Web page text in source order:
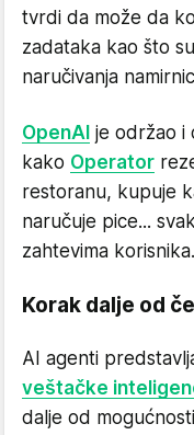
tvrdi da može da
zadataka kao što
naručivanja
OpenAI je održao i
kako Operator
restoranu, kupuje
naručuje pice...
zahtevima korisnika.
Korak dalje od
AI agenti
veštačke
dalje od